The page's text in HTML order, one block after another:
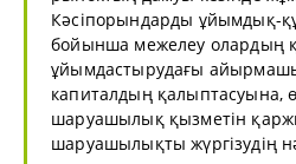
Кәсiпорындарды ұйымдық-
бойынша межелеу олардың
ұйымдастырудағы
капиталдың қалыптасуына,
шаруашылық қызметiн
шаруашылықты жүргiзудiң